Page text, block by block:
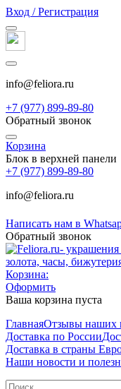
Вход / Регистрация
info@feliora.ru
+7 (977) 899-89-80
Обратный звонок
Корзина
Блок в верхней панели
+7 (977) 899-89-80
info@feliora.ru
Написать нам в
Обратный звонок
Корзина:
Оформить
Ваша корзина пуста
ГлавнаяОтзывы наших
Доставка по России
Доставка в страны
Наши новости и